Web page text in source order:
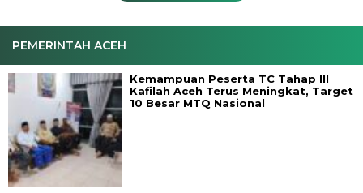
PEMERINTAH ACEH
Kemampuan Peserta TC Tahap III
Kafilah Aceh Terus Meningkat, Target
10 Besar MTQ Nasional